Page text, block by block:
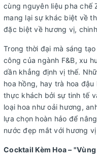
cùng nguyên liệu pha chế
mang lại sự khác biệt về
đặc biệt về hương vị,
Trong thời đại mà sáng
công của ngành F&B, xu
dần khẳng định vị thế.
hoa hồng, hay trà hoa
thực khách bởi sự tinh tế
loại hoa như oải hương,
lựa chọn hoàn hảo để
nước đẹp mắt với hương
Cocktail Kèm Hoa –